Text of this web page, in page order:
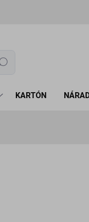
KARTÓN